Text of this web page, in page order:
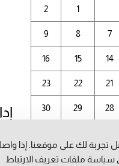
1
2
7
8
9
14
15
16
21
22
23
28
29
30
تجربة لك على موقعنا. إذا
ملفات تعريف الارتباط